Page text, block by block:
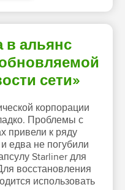
в альянс
сети»
корпорации
Проблемы с
привели к ряду
едва не погубили
Starliner для
восстановления
использовать